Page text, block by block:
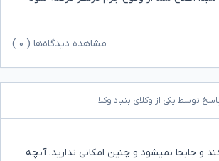
مشاهده دیدگاه‌ها ( ۰
توسط یکی از وکلای بنیاد وکلا
و جابجا نمیشود و چنین امکانی ندارید، آنچه